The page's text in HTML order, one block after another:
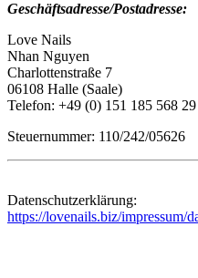
Geschäftsadresse/Postadresse:
Love Nails
Nhan Nguyen
Charlottenstraße 7
06108 Halle (Saale)
Telefon: +49 (0) 151 185 568 29
Steuernummer: 110/242/05626
Datenschutzerklärung:
https://lovenails.biz/impressum/